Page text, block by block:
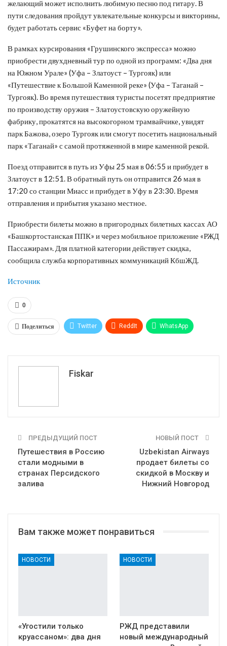
желающий может исполнить любимую песню под гитару. В
пути следования пройдут увлекательные конкурсы и викторины,
будет работать сервис «Буфет на борту».
В рамках курсирования «Грушинского экспресса» можно
приобрести двухдневный тур по одной из программ: «Два дня
на Южном Урале» (Уфа – Златоуст – Тургояк) или
«Путешествие к Большой Каменной реке» (Уфа – Таганай –
Тургояк). Во время путешествия туристы посетят предприятие
по производству оружия – Златоустовскую оружейную
фабрику, прокатятся на высокогорном трамвайчике, увидят
парк Бажова, озеро Тургояк или смогут посетить национальный
парк «Таганай» с самой протяженной в мире каменной рекой.
Поезд отправится в путь из Уфы 25 мая в 06:55 и прибудет в
Златоуст в 12:51. В обратный путь он отправится 26 мая в
17:20 со станции Миасс и прибудет в Уфу в 23:30. Время
отправления и прибытия указано местное.
Приобрести билеты можно в пригородных билетных кассах АО
«Башкортостанская ППК» и через мобильное приложение «РЖД
Пассажирам». Для платной категории действует скидка,
сообщила служба корпоративных коммуникаций КбшЖД.
Источник
0
Поделиться Twitter ReddIt WhatsApp
Telegram
Fiskar
ПРЕДЫДУЩИЙ ПОСТ
Путешествия в Россию
стали модными в
странах Персидского
залива
НОВЫЙ ПОСТ
Uzbekistan Airways
продает билеты со
скидкой в Москву и
Нижний Новгород
Вам также может понравиться
НОВОСТИ
«Угостили только
круассаном»: два дня
НОВОСТИ
РЖД представили
новый международный